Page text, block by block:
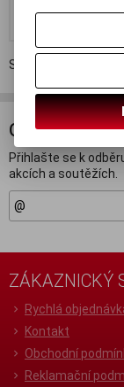
Strana
ODBĚR
Přihlašte se k
akcích a soutěžích.
ZÁKAZNICKÝ
Rychlá
Kontakt
Obchodní
Reklamační